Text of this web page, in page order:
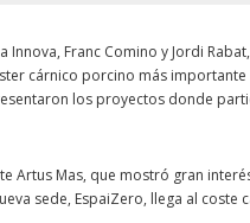
Franc Comino y Jordi
cárnico porcino más importante
los proyectos donde
Artus Mas, que mostró gran
sede, EspaiZero, llega al coste